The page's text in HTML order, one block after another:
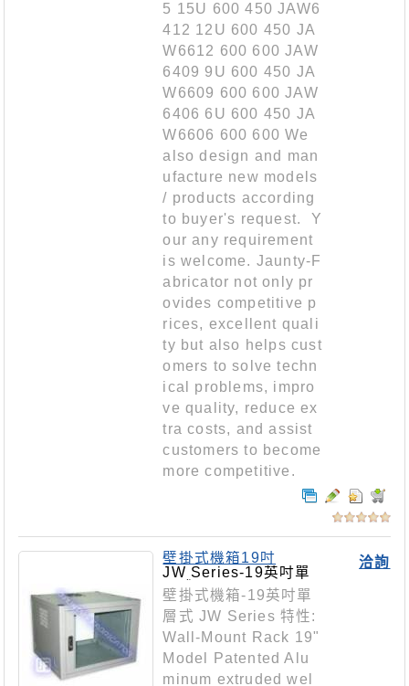
5 15U 600 450 JAW6
412 12U 600 450 JA
W6612 600 600 JAW
6409 9U 600 450 JA
W6609 600 600 JAW
6406 6U 600 450 JA
W6606 600 600 We
also design and man
ufacture new models
/ products according
to buyer's request. Y
our any requirement
is welcome. Jaunty-F
abricator not only pr
ovides competitive p
rices, excellent quali
ty but also helps cust
omers to solve techn
ical problems, impro
ve quality, reduce ex
tra costs, and assist
customers to become
more competitive.
洽詢
壁掛式機箱19吋
JW Series-19英吋單
層式
壁掛式機箱-19英吋單
層式 JW Series 特性:
Wall-Mount Rack 19"
Model Patented Alu
minum extruded wel